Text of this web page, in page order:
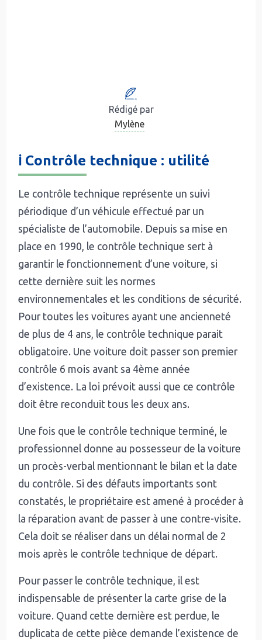
Rédigé par
Mylène
ℹ️ Contrôle technique : utilité
Le contrôle technique représente un suivi
périodique d’un véhicule effectué par un
spécialiste de l’automobile. Depuis sa mise en
place en 1990, le contrôle technique sert à
garantir le fonctionnement d’une voiture, si
cette dernière suit les normes
environnementales et les conditions de sécurité.
Pour toutes les voitures ayant une ancienneté
de plus de 4 ans, le contrôle technique parait
obligatoire. Une voiture doit passer son premier
contrôle 6 mois avant sa 4ème année
d’existence. La loi prévoit aussi que ce contrôle
doit être reconduit tous les deux ans.
Une fois que le contrôle technique terminé, le
professionnel donne au possesseur de la voiture
un procès-verbal mentionnant le bilan et la date
du contrôle. Si des défauts importants sont
constatés, le propriétaire est amené à procéder à
la réparation avant de passer à une contre-visite.
Cela doit se réaliser dans un délai normal de 2
mois après le contrôle technique de départ.
Pour passer le contrôle technique, il est
indispensable de présenter la carte grise de la
voiture. Quand cette dernière est perdue, le
duplicata de cette pièce demande l’existence de